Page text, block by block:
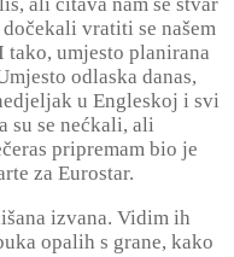
ali čitava nam se stvar
vratiti se našem
umjesto planirana
odlaska danas,
u Engleskoj i svi
su se nećkali, ali
pripremam bio je
za Eurostar.
izvana. Vidim ih
opalih s grane, kako